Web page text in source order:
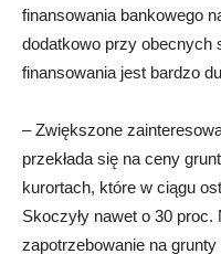
finansowania bankowego
dodatkowo przy obecnych
finansowania jest bardzo
– Zwiększone
przekłada się na ceny
kurortach, które w ciągu
Skoczyły nawet o 30 proc.
zapotrzebowanie na